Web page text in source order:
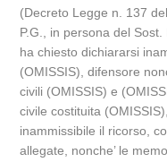
(Decreto Legge n. 137
P.G., in persona del
ha chiesto dichiararsi
(OMISSIS), difensore
civili (OMISSIS) e
civile costituita
inammissibile il ricorso,
allegate, nonche’ le